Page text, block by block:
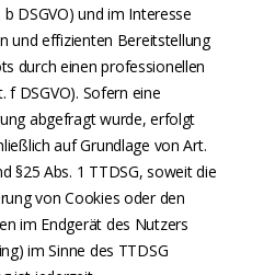
b DSGVO) und im Interesse
und effizienten Bereitstellung
durch einen professionellen
f DSGVO). Sofern eine
abgefragt wurde, erfolgt
auf Grundlage von Art.
§25 Abs. 1 TTDSG, soweit die
von Cookies oder den
im Endgerät des Nutzers
im Sinne des TTDSG